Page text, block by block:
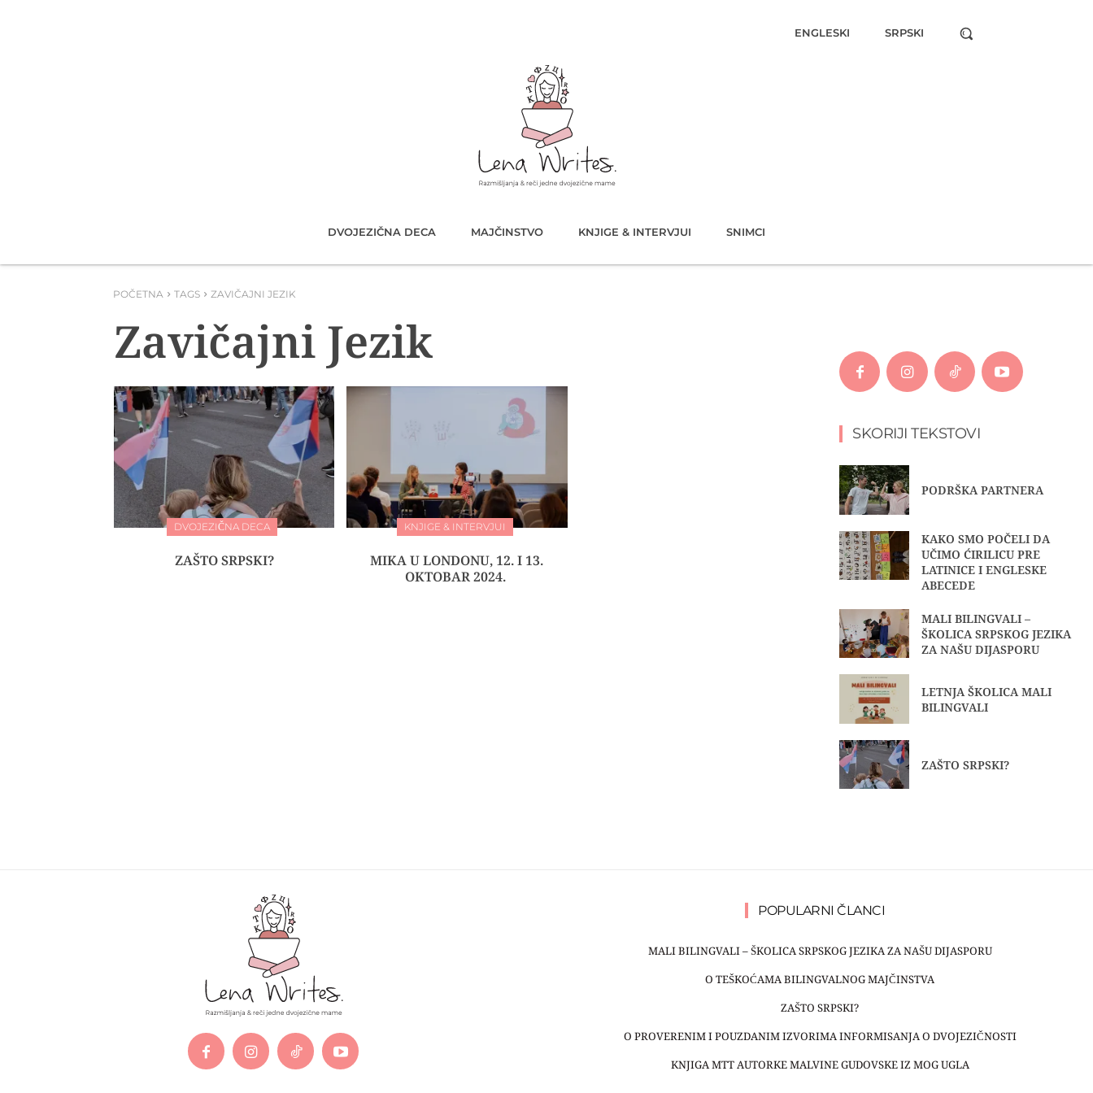
ENGLESKI SRPSKI
DVOJEZIČNA DECA MAJČINSTVO KNJIGE & INTERVJUI SNIMCI
POČETNA TAGS ZAVIČAJNI JEZIK
Zavičajni Jezik
DVOJEZIČNA DECA
ZAŠTO SRPSKI?
KNJIGE & INTERVJUI
MIKA U LONDONU, 12. I 13.
OKTOBAR 2024.
SKORIJI TEKSTOVI
PODRŠKA PARTNERA
KAKO SMO POČELI DA
UČIMO ĆIRILICU PRE
LATINICE I ENGLESKE
ABECEDE
MALI BILINGVALI –
ŠKOLICA SRPSKOG JEZIKA
ZA NAŠU DIJASPORU
LETNJA ŠKOLICA MALI
BILINGVALI
ZAŠTO SRPSKI?
POPULARNI ČLANCI
MALI BILINGVALI – ŠKOLICA SRPSKOG JEZIKA ZA NAŠU DIJASPORU
O TEŠKOĆAMA BILINGVALNOG MAJČINSTVA
ZAŠTO SRPSKI?
O PROVERENIM I POUZDANIM IZVORIMA INFORMISANJA O DVOJEZIČNOSTI
KNJIGA MTT AUTORKE MALVINE GUDOVSKE IZ MOG UGLA